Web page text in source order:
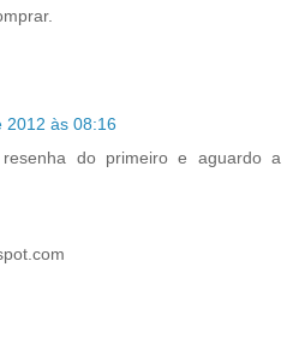
2012 às 08:16
do primeiro e aguardo a